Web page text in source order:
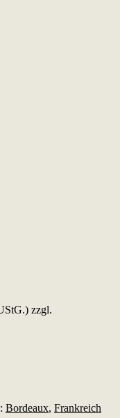
zzgl.
Bordeaux, Frankreich